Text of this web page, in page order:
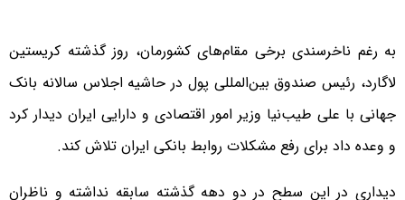
به رغم ناخرسندی برخی مقام‌های کشورمان، روز گذشته کریستین
لاگارد، رئیس صندوق بین‌المللی پول در حاشیه اجلاس سالانه بانک
جهانی با علی طیب‌نیا وزیر امور اقتصادی و دارایی ایران دیدار کرد
و وعده داد برای رفع مشکلات روابط بانکی ایران تلاش کند.
دیداری در این سطح در دو دهه گذشته سابقه نداشته و ناظران